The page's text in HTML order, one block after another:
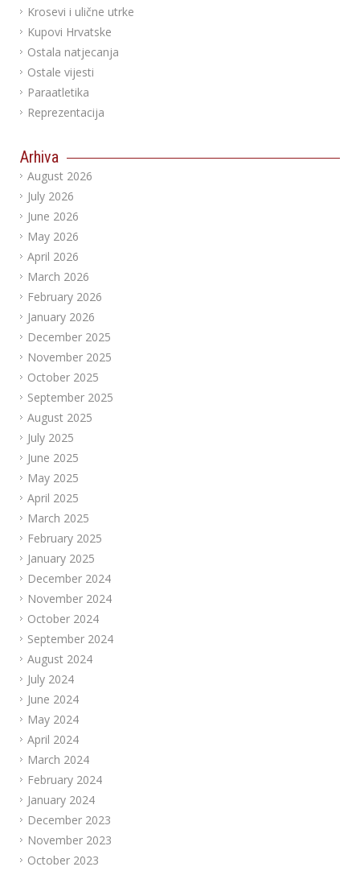
Krosevi i ulične utrke
Kupovi Hrvatske
Ostala natjecanja
Ostale vijesti
Paraatletika
Reprezentacija
Arhiva
August 2026
July 2026
June 2026
May 2026
April 2026
March 2026
February 2026
January 2026
December 2025
November 2025
October 2025
September 2025
August 2025
July 2025
June 2025
May 2025
April 2025
March 2025
February 2025
January 2025
December 2024
November 2024
October 2024
September 2024
August 2024
July 2024
June 2024
May 2024
April 2024
March 2024
February 2024
January 2024
December 2023
November 2023
October 2023